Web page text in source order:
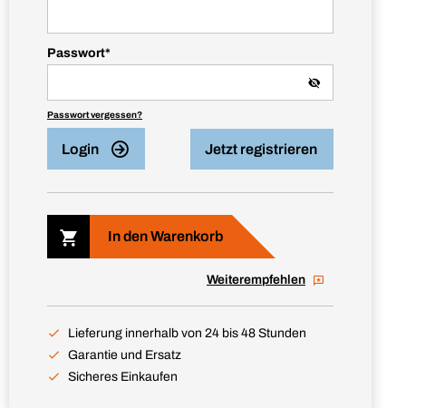
Passwort*
Passwort vergessen?
Login Jetzt registrieren
In den Warenkorb
Weiterempfehlen
Lieferung innerhalb von 24 bis 48 Stunden
Garantie und Ersatz
Sicheres Einkaufen